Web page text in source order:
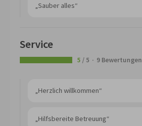
„Sauber alles“
Service
5 / 5 9 Bewertungen
„Herzlich willkommen“
„Hilfsbereite Betreuung“